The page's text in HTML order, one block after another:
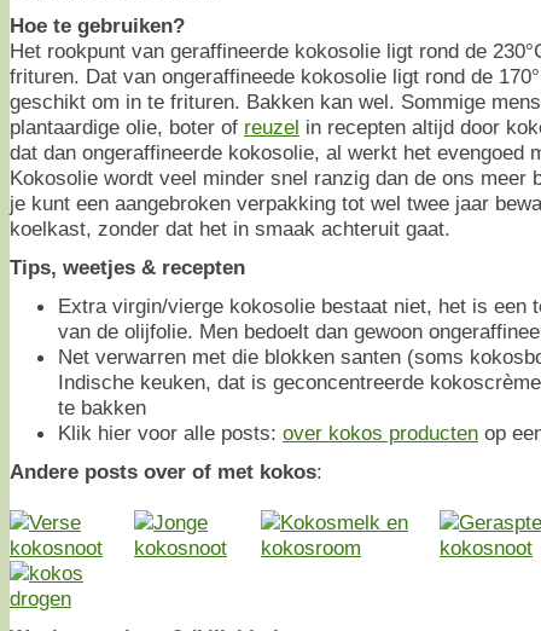
Hoe te gebruiken?
Het rookpunt van geraffineerde kokosolie ligt rond de
frituren. Dat van ongeraffineede kokosolie ligt rond de
geschikt om in te frituren. Bakken kan wel. Sommige
plantaardige olie, boter of reuzel in recepten altijd door
dat dan ongeraffineerde kokosolie, al werkt het evengoed
Kokosolie wordt veel minder snel ranzig dan de ons meer
je kunt een aangebroken verpakking tot wel twee jaar
koelkast, zonder dat het in smaak achteruit gaat.
Tips, weetjes & recepten
Extra virgin/vierge kokosolie bestaat niet, het is een
van de olijfolie. Men bedoelt dan gewoon
Net verwarren met die blokken santen (soms
Indische keuken, dat is geconcentreerde
te bakken
Klik hier voor alle posts: over kokos producten op
Andere posts over of met kokos: